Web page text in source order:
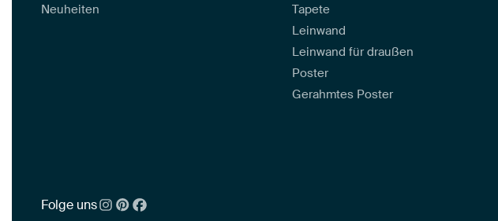
Neuheiten
Tapete
Leinwand
Leinwand für draußen
Poster
Gerahmtes Poster
Folge uns